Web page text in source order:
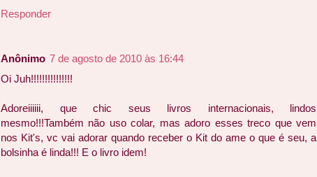
Responder
Anônimo 7 de agosto de 2010 às 16:44
Oi Juh!!!!!!!!!!!!!!!
Adoreiiiiii, que chic seus livros internacionais, lindos
mesmo!!!Também não uso colar, mas adoro esses treco que vem
nos Kit's, vc vai adorar quando receber o Kit do ame o que é seu, a
bolsinha é linda!!! E o livro idem!